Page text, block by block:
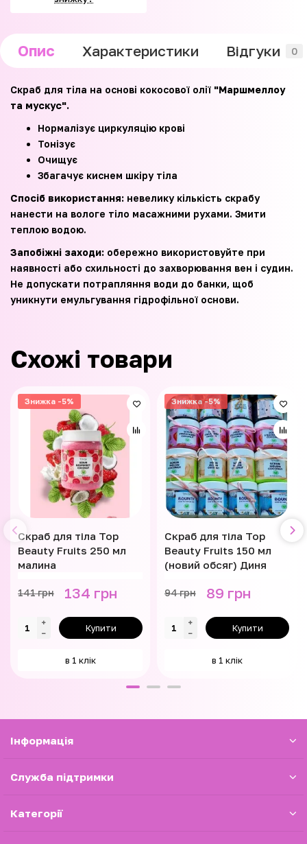
Опис Характеристики Відгуки 0
Скраб для тіла на основі кокосової олії "Маршмеллоу
та мускус".
Нормалізує циркуляцію крові
Тонізує
Очищує
Збагачує киснем шкіру тіла
Спосіб використання: невелику кількість скрабу
нанести на вологе тіло масажними рухами. Змити
теплою водою.
Запобіжні заходи: обережно використовуйте при
наявності або схильності до захворювання вен і судин.
Не допускати потрапляння води до банки, щоб
уникнути емульгування гідрофільної основи.
Схожі товари
Знижка -5%
Скраб для тіла Top
Beauty Fruits 250 мл
малина
141 грн 134 грн
Купити
в 1 клік
Знижка -5%
Скраб для тіла Top
Beauty Fruits 150 мл
(новий обсяг) Диня
94 грн 89 грн
Купити
в 1 клік
Iнформація
Служба підтримки
Категорії